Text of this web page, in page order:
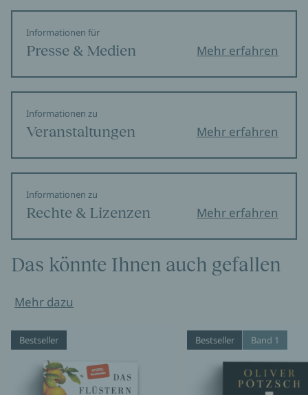
Informationen für
Presse & Medien Mehr erfahren
Informationen zu
Veranstaltungen Mehr erfahren
Informationen zu
Rechte & Lizenzen Mehr erfahren
Das könnte Ihnen auch gefallen
Mehr dazu
Bestseller Bestseller Band 1